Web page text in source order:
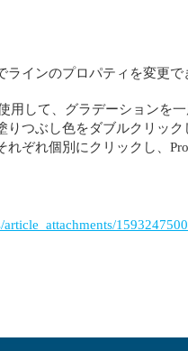
インのプロパティを変更で
用して、グラデーション
つぶし色をダブルクリック
ぞれ個別にクリックし、